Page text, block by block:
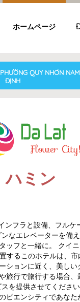
ホームページ
QUY NHƠN
ĐỊNH
ハミン
ンフラと設備、フルケ
なエレベーターを備
ッフと一緒に。 クイ
するこのホテルは、
ションに近く、美し
旅行で旅行する場合
を提供させてくださ
ビエンシティであな